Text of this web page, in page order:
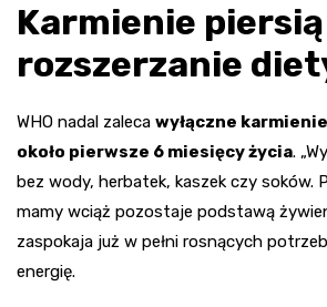
Karmienie
rozszerzanie
WHO nadal zaleca wyłączne
około pierwsze 6 miesięcy życia.
bez wody, herbatek, kaszek czy soków.
mamy wciąż pozostaje podstawą
zaspokaja już w pełni rosnących
energię.